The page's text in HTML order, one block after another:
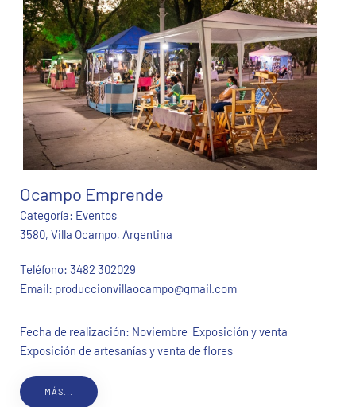
Ocampo Emprende
Categoría: Eventos
3580, Villa Ocampo, Argentina
Teléfono: 3482 302029
Email: produccionvillaocampo@gmail.com
Fecha de realización: Noviembre Exposición y venta
Exposición de artesanías y venta de flores
MÁS...